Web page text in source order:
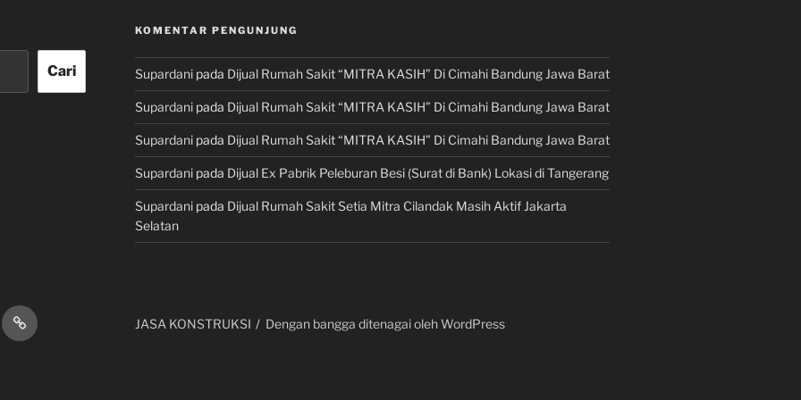
Cari
KOMENTAR PENGUNJUNG
Supardanipada Dijual Rumah Sakit “MITRA KASIH” Di Cimahi Bandung Jawa Barat
Supardanipada Dijual Rumah Sakit “MITRA KASIH” Di Cimahi Bandung Jawa Barat
Supardanipada Dijual Rumah Sakit “MITRA KASIH” Di Cimahi Bandung Jawa Barat
Supardanipada Dijual Ex Pabrik Peleburan Besi (Surat di Bank) Lokasi di Tangerang
Supardanipada Dijual Rumah Sakit Setia Mitra Cilandak Masih Aktif Jakarta
Selatan
KONSULTAN
PROPERTY
JASA KONSTRUKSI Dengan bangga ditenagai oleh WordPress